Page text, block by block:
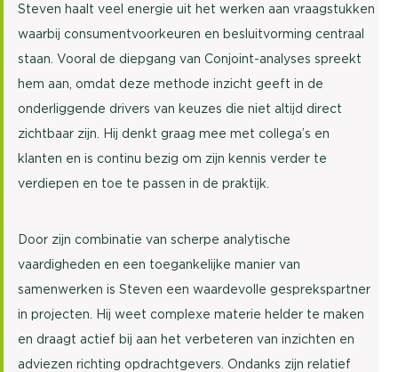
Steven haalt veel energie uit het werken aan vraagstukken
waarbij consumentvoorkeuren en besluitvorming centraal
staan. Vooral de diepgang van Conjoint-analyses spreekt
hem aan, omdat deze methode inzicht geeft in de
onderliggende drivers van keuzes die niet altijd direct
zichtbaar zijn. Hij denkt graag mee met collega’s en
klanten en is continu bezig om zijn kennis verder te
verdiepen en toe te passen in de praktijk.
Door zijn combinatie van scherpe analytische
vaardigheden en een toegankelijke manier van
samenwerken is Steven een waardevolle gesprekspartner
in projecten. Hij weet complexe materie helder te maken
en draagt actief bij aan het verbeteren van inzichten en
adviezen richting opdrachtgevers. Ondanks zijn relatief